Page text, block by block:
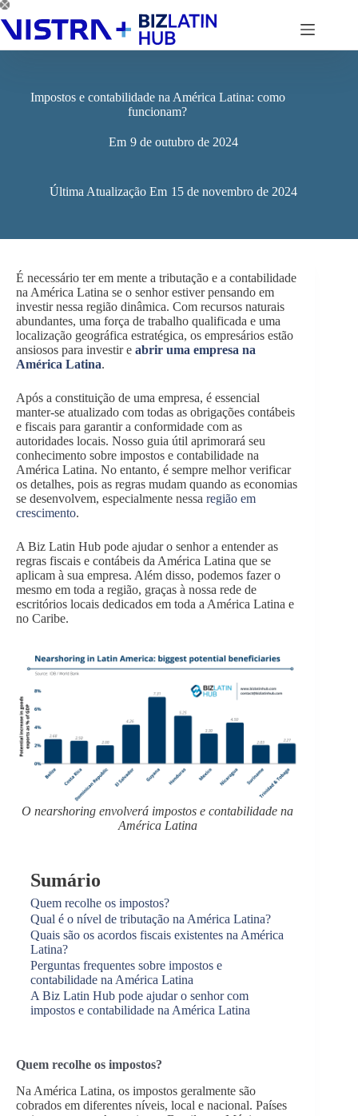
Pular
para
conteúdo
Impostos e contabilidade na América Latina: como
funcionam?
Em 9 de outubro de 2024
Última Atualização Em 15 de novembro de 2024
É necessário ter em mente a tributação e a contabilidade
na América Latina se o senhor estiver pensando em
investir nessa região dinâmica. Com recursos naturais
abundantes, uma força de trabalho qualificada e uma
localização geográfica estratégica, os empresários estão
ansiosos para investir e abrir uma empresa na
América Latina.
Após a constituição de uma empresa, é essencial
manter-se atualizado com todas as obrigações contábeis
e fiscais para garantir a conformidade com as
autoridades locais. Nosso guia útil aprimorará seu
conhecimento sobre impostos e contabilidade na
América Latina. No entanto, é sempre melhor verificar
os detalhes, pois as regras mudam quando as economias
se desenvolvem, especialmente nessa região em
crescimento.
A Biz Latin Hub pode ajudar o senhor a entender as
regras fiscais e contábeis da América Latina que se
aplicam à sua empresa. Além disso, podemos fazer o
mesmo em toda a região, graças à nossa rede de
escritórios locais dedicados em toda a América Latina e
no Caribe.
O nearshoring envolverá impostos e contabilidade na
América Latina
Sumário
Quem recolhe os impostos?
Qual é o nível de tributação na América Latina?
Quais são os acordos fiscais existentes na América
Latina?
Perguntas frequentes sobre impostos e
contabilidade na América Latina
A Biz Latin Hub pode ajudar o senhor com
impostos e contabilidade na América Latina
Quem recolhe os impostos?
Na América Latina, os impostos geralmente são
cobrados em diferentes níveis, local e nacional. Países